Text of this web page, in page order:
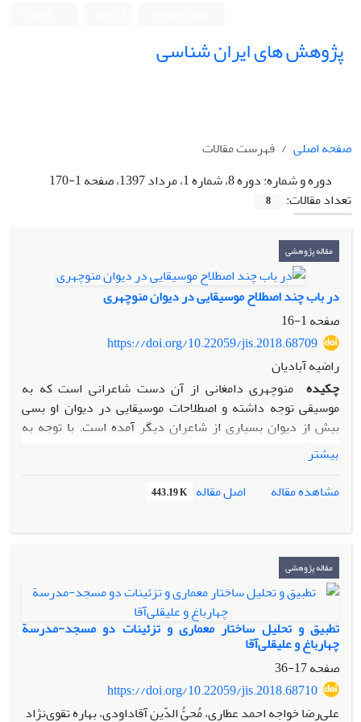
پژوهش های ایران شناسی
صفحه اصلی
فهرست مقالات
دوره و شماره:دوره 8، شماره 1، مرداد 1397، صفحه 1-170
تعداد مقالات:
8
مقاله پژوهشی
در باب چند اصطلاح موسیقایی در دیوان منوچهری
صفحه1-16
https://doi.org/10.22059/jis.2018.68709
راضیه آبادیان
چکیده منوچهری دامغانی از آن دست شاعرانی است که به
موسیقی توجه داشته و اصطلاحات موسیقایی در دیوان او بسی
بیش از دیوان بسیاری از شاعران دیگر آمده است. با توجه به
متونی که تا کنون به چاپ رسیده، بعضی از این اصطلاحات نخستین
بار در دیوان او آمده و در جای دیگری – تا آنجا که دیده شد و
پژوهشگران حوزة موسیقی نیز دیده‌اند – نمی‌توان آن‌ها را یافت.
همین موجب می‌شود که معنای دقیق و ضبط درست این اصطلاحات
اصلی چند واژه و اصطلاح موسیقایی در
در کنار این توضیحات، چند بیت از دیوان نیز تصحیح شده است.
در چند مورد، توضیحات داده‌شده معنای تازه‌ای از یک اصطلاح
ارائه نمی‌دهد و ردّ آنچه پیش‌تر در آن باره گفته شده نیست، اما
چیزی افزون بر آنچه پیش از این در منابع دیگر دربارة آن آمده
بوده، به دست خواهد داد.
بیشتر
مشاهده مقاله
اصل مقاله 443.19 K
مقاله پژوهشی
تطبیق و تحلیل ساختار معماری و تزئینات دو مسجد-مدرسة
چهارباغ و علیقلی‌آقا
صفحه17-36
https://doi.org/10.22059/jis.2018.68710
علی‌رضا خواجه احمد عطاری، مُحیُّ الدّین آقاداودی، بهاره تقوی‌نژاد